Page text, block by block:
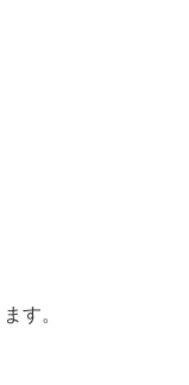
す。